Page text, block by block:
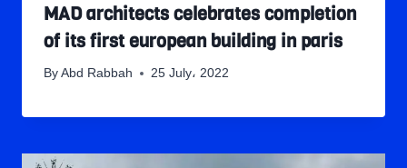
MAD architects celebrates completion
of its first european building in paris
By Abd Rabbah 25 July، 2022